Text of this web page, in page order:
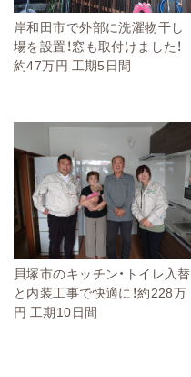
岸和田市で外部に洗濯物干し
場を設置！窓も取付けました！
約47万円 工期5日間
貝塚市のキッチン・トイレ入替
と内装工事で快適に！約228万
円 工期10日間